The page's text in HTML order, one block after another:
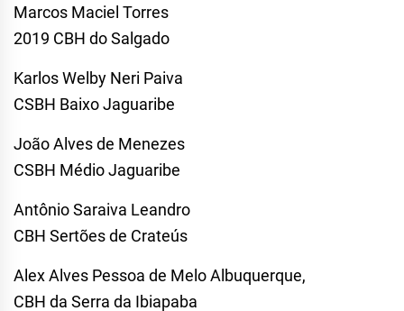
Marcos Maciel Torres
2019 CBH do Salgado
Karlos Welby Neri Paiva
CSBH Baixo Jaguaribe
João Alves de Menezes
CSBH Médio Jaguaribe
Antônio Saraiva Leandro
CBH Sertões de Crateús
Alex Alves Pessoa de Melo Albuquerque,
CBH da Serra da Ibiapaba